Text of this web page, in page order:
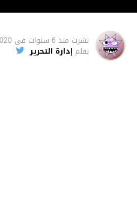
نشرت منذ 6 سنوات فى
بقلم إدارة التحرير